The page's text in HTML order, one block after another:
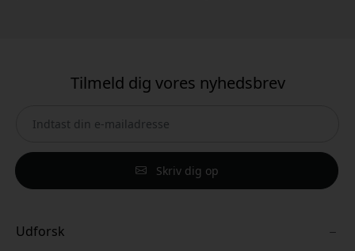
Tilmeld dig vores nyhedsbrev
Skriv dig op
Udforsk